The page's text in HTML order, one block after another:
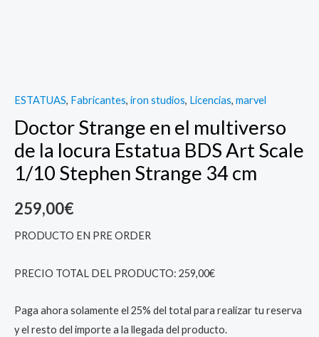
ESTATUAS, Fabricantes, iron studios, Licencias, marvel
Doctor Strange en el multiverso
de la locura Estatua BDS Art Scale
1/10 Stephen Strange 34 cm
259,00€
PRODUCTO EN PRE ORDER
PRECIO TOTAL DEL PRODUCTO: 259,00€
Paga ahora solamente el 25% del total para realizar tu reserva
y el resto del importe a la llegada del producto.
quantity